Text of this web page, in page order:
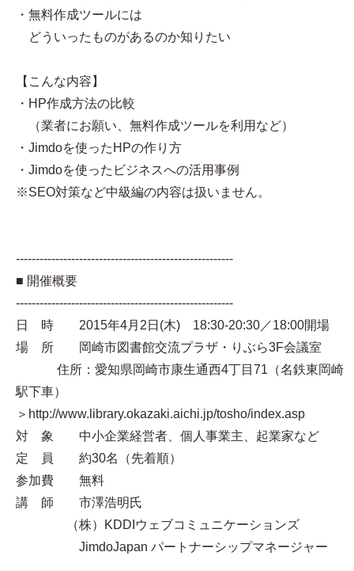
・無料作成ツールには
どういったものがあるのか知りたい
【こんな内容】
・HP作成方法の比較
（業者にお願い、無料作成ツールを利用など）
・Jimdoを使ったHPの作り方
・Jimdoを使ったビジネスへの活用事例
※SEO対策など中級編の内容は扱いません。
-------------------------------------------------------
■ 開催概要
-------------------------------------------------------
日 時 2015年4月2日(木) 18:30-20:30／18:00開場
場 所 岡崎市図書館交流プラザ・りぶら3F会議室
住所：愛知県岡崎市康生通西4丁目71（名鉄東岡崎
駅下車）
＞http://www.library.okazaki.aichi.jp/tosho/index.asp
対 象 中小企業経営者、個人事業主、起業家など
定 員 約30名（先着順）
参加費 無料
講 師 市澤浩明氏
（株）KDDIウェブコミュニケーションズ
JimdoJapan パートナーシップマネージャー